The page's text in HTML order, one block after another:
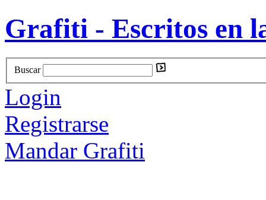
Grafiti - Escritos en
Buscar
Login
Registrarse
Mandar Grafiti